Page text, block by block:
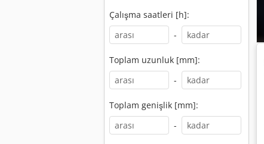
Çalışma saatleri [h]:
-
Toplam uzunluk [mm]:
-
Toplam genişlik [mm]:
-